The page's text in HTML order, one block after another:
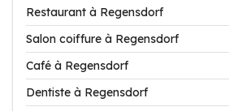
Restaurant à Regensdorf
Salon coiffure à Regensdorf
Café à Regensdorf
Dentiste à Regensdorf